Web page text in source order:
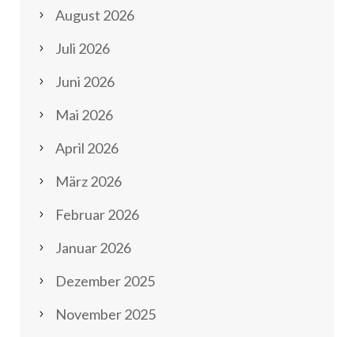
August 2026
Juli 2026
Juni 2026
Mai 2026
April 2026
März 2026
Februar 2026
Januar 2026
Dezember 2025
November 2025